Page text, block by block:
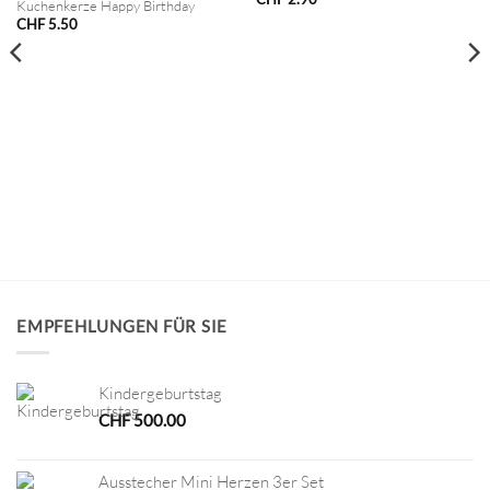
Kuchenkerze Happy Birthday
CHF5.50
EMPFEHLUNGEN FÜR SIE
Kindergeburtstag
CHF500.00
Ausstecher Mini Herzen 3er Set